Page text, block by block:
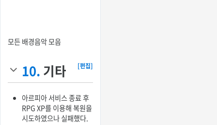
모든 배경음악 모음
10. 기타 [편집]
아르피아 서비스 종료 후
RPG XP를 이용해 복원을
시도하였으나 실패했다.